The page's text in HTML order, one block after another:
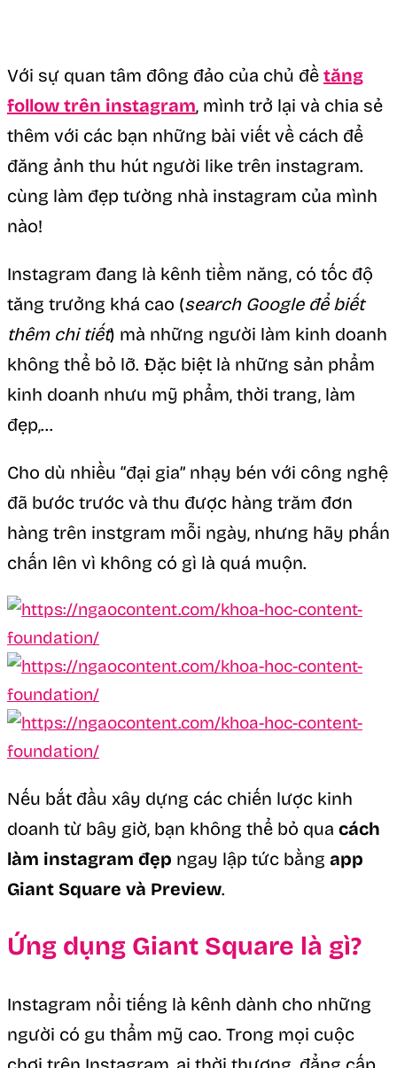
Với sự quan tâm đông đảo của chủ đề tăng
follow trên instagram, mình trở lại và chia sẻ
thêm với các bạn những bài viết về cách để
đăng ảnh thu hút người like trên instagram.
cùng làm đẹp tường nhà instagram của mình
nào!
Instagram đang là kênh tiềm năng, có tốc độ
tăng trưởng khá cao (search Google để biết
thêm chi tiết) mà những người làm kinh doanh
không thể bỏ lỡ. Đặc biệt là những sản phẩm
kinh doanh nhưu mỹ phẩm, thời trang, làm
đẹp,…
Cho dù nhiều “đại gia” nhạy bén với công nghệ
đã bước trước và thu được hàng trăm đơn
hàng trên instgram mỗi ngày, nhưng hãy phấn
chấn lên vì không có gì là quá muộn.
Nếu bắt đầu xây dựng các chiến lược kinh
doanh từ bây giờ, bạn không thể bỏ qua cách
làm instagram đẹp ngay lập tức bằng app
Giant Square và Preview.
Ứng dụng Giant Square là gì?
Instagram nổi tiếng là kênh dành cho những
người có gu thẩm mỹ cao. Trong mọi cuộc